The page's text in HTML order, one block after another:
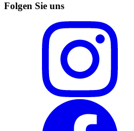
Folgen Sie uns